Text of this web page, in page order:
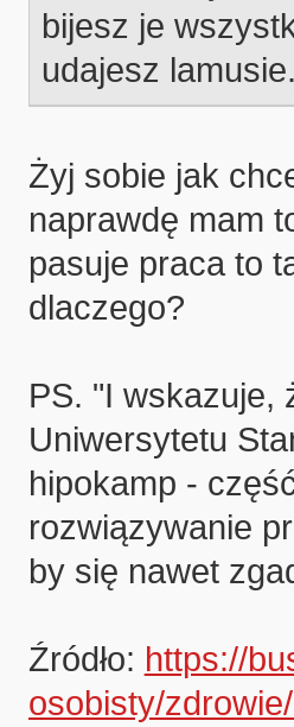
bijesz je
udajesz
Żyj sobie jak
naprawdę mam
pasuje praca to
dlaczego?
PS. "I wskazuje,
Uniwersytetu
hipokamp -
rozwiązywanie
by się nawet
Źródło: https://
osobisty/